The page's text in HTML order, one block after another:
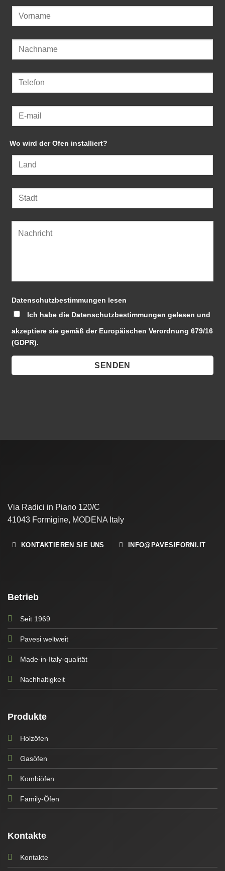
Wo wird der Ofen installiert?
Datenschutzbestimmungen lesen
Ich habe die Datenschutzbestimmungen gelesen und
akzeptiere sie gemäß der Europäischen Verordnung 679/16
(GDPR).
Via Radici in Piano 120/C
41043 Formigine, MODENA Italy
KONTAKTIEREN SIE UNS INFO@PAVESIFORNI.IT
Betrieb
Seit 1969
Pavesi weltweit
Made-in-Italy-qualität
Nachhaltigkeit
Produkte
Holzöfen
Gasöfen
Kombiöfen
Family-Öfen
Kontakte
Kontakte